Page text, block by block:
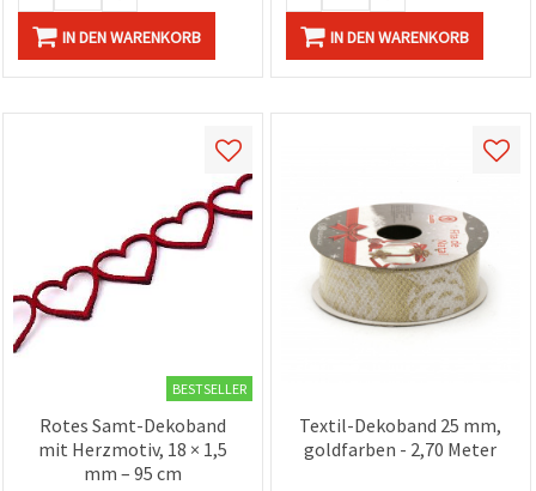
IN DEN WARENKORB IN DEN WARENKORB
BESTSELLER
Rotes Samt-Dekoband
mit Herzmotiv, 18 × 1,5
mm – 95 cm
Textil-Dekoband 25 mm,
goldfarben - 2,70 Meter